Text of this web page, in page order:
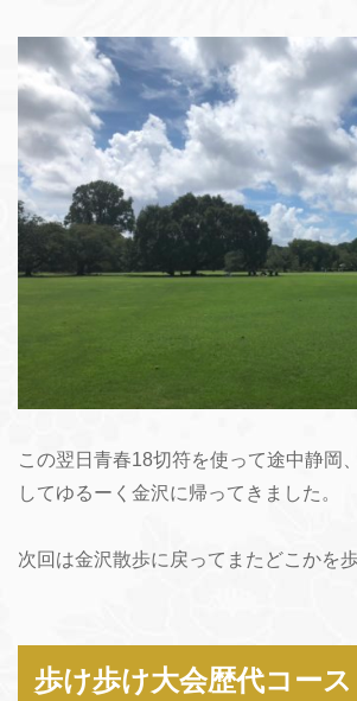
この翌日青春18切符を使って途中静岡
してゆるーく金沢に帰ってきました。
次回は金沢散歩に戻ってまたどこかを
歩け歩け大会歴代コース